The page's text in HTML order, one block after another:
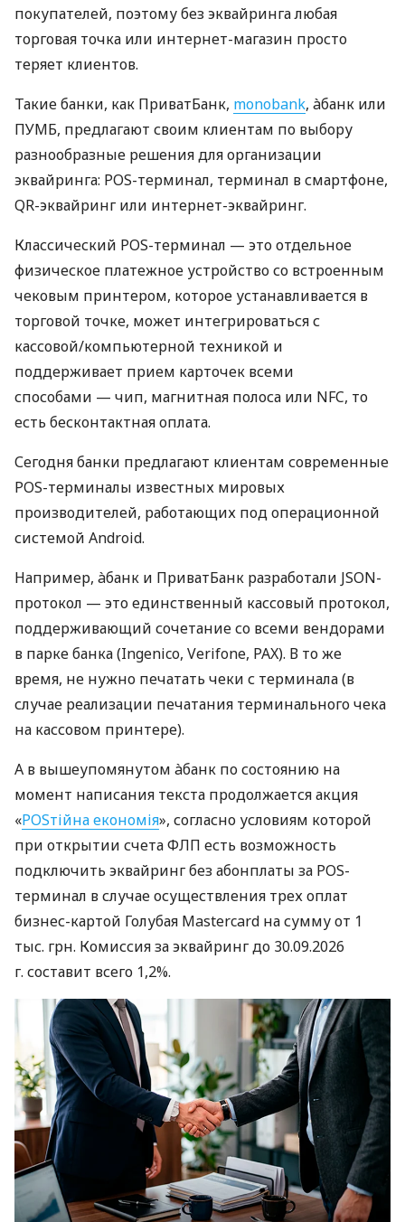
покупателей, поэтому без эквайринга любая
торговая точка или интернет-магазин просто
теряет клиентов.
Такие банки, как ПриватБанк, monobank, àбанк или
ПУМБ, предлагают своим клиентам по выбору
разнообразные решения для организации
эквайринга: POS-терминал, терминал в смартфоне,
QR-эквайринг или интернет-эквайринг.
Классический POS-терминал — это отдельное
физическое платежное устройство со встроенным
чековым принтером, которое устанавливается в
торговой точке, может интегрироваться с
кассовой/компьютерной техникой и
поддерживает прием карточек всеми
способами — чип, магнитная полоса или NFC, то
есть бесконтактная оплата.
Сегодня банки предлагают клиентам современные
POS-терминалы известных мировых
производителей, работающих под операционной
системой Android.
Например, àбанк и ПриватБанк разработали JSON-
протокол — это единственный кассовый протокол,
поддерживающий сочетание со всеми вендорами
в парке банка (Ingenico, Verifone, PAX). В то же
время, не нужно печатать чеки с терминала (в
случае реализации печатания терминального чека
на кассовом принтере).
А в вышеупомянутом àбанк по состоянию на
момент написания текста продолжается акция
«POSтійна економія», согласно условиям которой
при открытии счета ФЛП есть возможность
подключить эквайринг без абонплаты за POS-
терминал в случае осуществления трех оплат
бизнес-картой Голубая Mastercard на сумму от 1
тыс. грн. Комиссия за эквайринг до 30.09.2026
г. составит всего 1,2%.